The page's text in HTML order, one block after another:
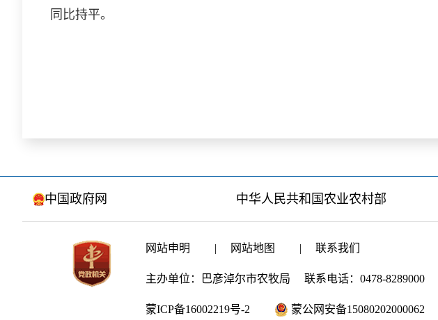
同比持平。
中国政府网 中华人民共和国农业农村部
网站申明 | 网站地图 | 联系我们
主办单位：巴彦淖尔市农牧局 联系电话：0478-8289000
蒙ICP备16002219号-2 蒙公网安备15080202000062